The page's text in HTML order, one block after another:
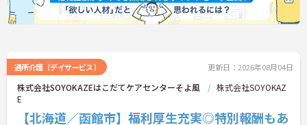
通所介護（デイサービス） 更新日：2026年08月04日
株式会社SOYOKAZEはこだてケアセンターそよ風
株式会社SOYOKAZ
E
【北海道／函館市】福利厚生充実◎特別報酬もあ